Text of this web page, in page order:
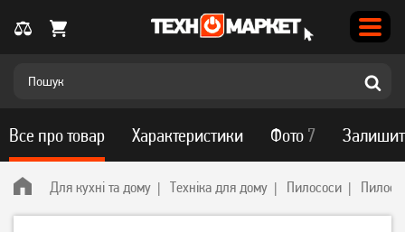
Для кухні та дому Техніка для дому Пилососи
Все про товар Характеристики Фото 7